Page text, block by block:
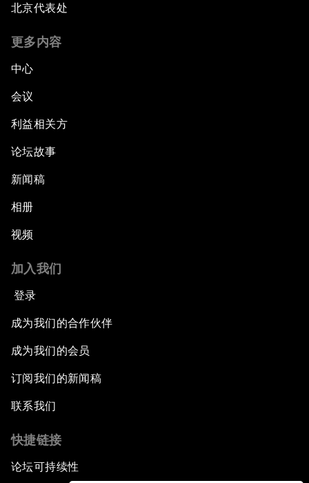
北京代表处
更多内容
中心
会议
利益相关方
论坛故事
新闻稿
相册
视频
加入我们
登录
成为我们的合作伙伴
成为我们的会员
订阅我们的新闻稿
联系我们
快捷链接
论坛可持续性